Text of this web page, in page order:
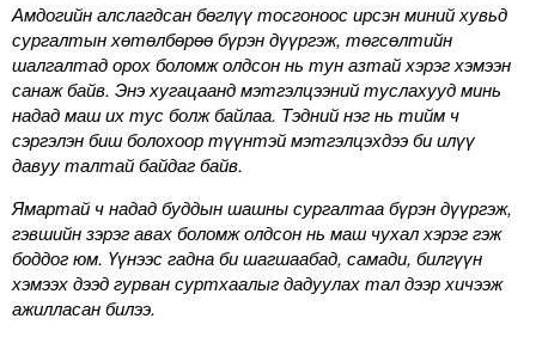
Амдогийн алслагдсан бөглүү тосгоноос ирсэн миний хувьд
сургалтын хөтөлбөрөө бүрэн дүүргэж, төгсөлтийн
шалгалтад орох боломж олдсон нь тун азтай хэрэг хэмээн
санаж байв. Энэ хугацаанд мэтгэлцээний туслахууд минь
надад маш их тус болж байлаа. Тэдний нэг нь тийм ч
сэргэлэн биш болохоор түүнтэй мэтгэлцэхдээ би илүү
давуу талтай байдаг байв.
Ямартай ч надад буддын шашны сургалтаа бүрэн дүүргэж,
гэвшийн зэрэг авах боломж олдсон нь маш чухал хэрэг гэж
боддог юм. Үүнээс гадна би шагшаабад, самади, билгүүн
хэмээх дээд гурван суртхаалыг дадуулах тал дээр хичээж
ажилласан билээ.